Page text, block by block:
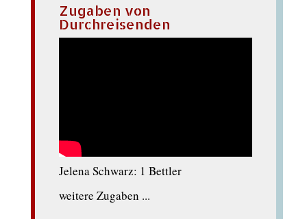
Zugaben von
Durchreisenden
Jelena Schwarz: 1 Bettler
weitere Zugaben ...